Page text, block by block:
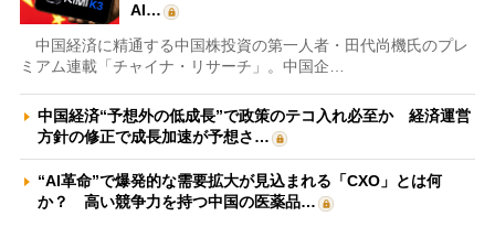
AI…
中国経済に精通する中国株投資の第一人者・田代尚機氏のプレ
ミアム連載「チャイナ・リサーチ」。中国企…
中国経済“予想外の低成長”で政策のテコ入れ必至か 経済運営
方針の修正で成長加速が予想さ…
“AI革命”で爆発的な需要拡大が見込まれる「CXO」とは何
か？ 高い競争力を持つ中国の医薬品…